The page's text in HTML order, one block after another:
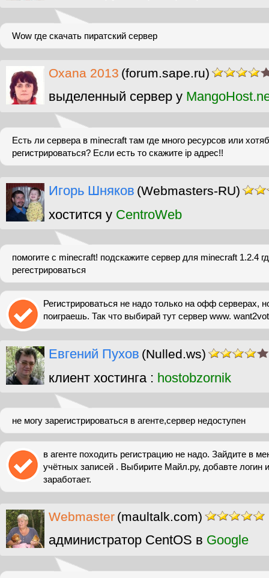
Wow где скачать пиратский сервер
Oxana 2013 (forum.sape.ru)
выделенный сервер у
Есть ли сервера в minecraft там где много ресурсов или
регистрироваться? Если есть то скажите ip адрес!!
Игорь Шняков (Webmasters-RU)
хостится у CentroWeb
помогите с minecraft! подскажите сервер для minecraft 1.2.4
регестрироваться
Регистрироваться не надо только на офф серверах,
поиграешь. Так что выбирай тут сервер www.
Евгений Пухов (Nulled.ws)
клиент хостинга : hostobzornik
не могу зарегистрироваться в агенте,сервер недоступен
в агенте походить регистрацию не надо. Зайдите в
учётных записей . Выбирите Майл.ру, добавте логин
заработает.
Webmaster (maultalk.com)
администратор CentOS в Google